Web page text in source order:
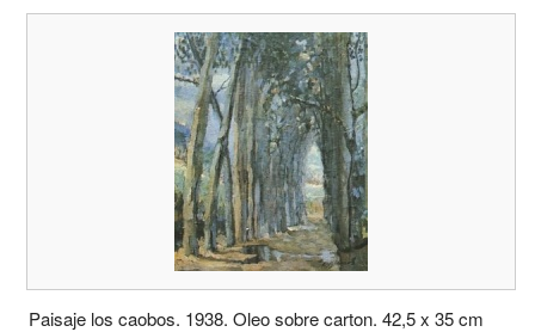
Paisaje los caobos. 1938. Oleo sobre carton. 42,5 x 35 cm